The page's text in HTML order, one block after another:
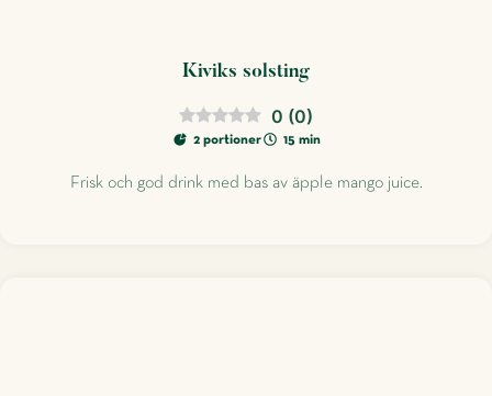
Kiviks solsting
0 (0)
2 portioner 15 min
Frisk och god drink med bas av äpple mango juice.